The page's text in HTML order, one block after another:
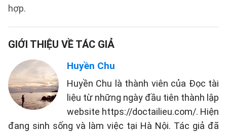
hợp.
GIỚI THIỆU VỀ TÁC GIẢ
Huyền Chu
Huyền Chu là thành viên của Đọc tài
liệu từ những ngày đầu tiên thành lập
website https://doctailieu.com/. Hiện
đang sinh sống và làm việc tại Hà Nội. Tác giả đã